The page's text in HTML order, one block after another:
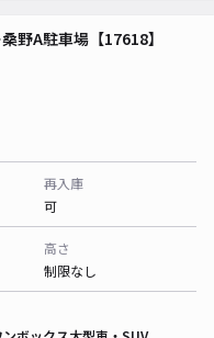
野A駐車場【17618】
再入庫
可
高さ
制限なし